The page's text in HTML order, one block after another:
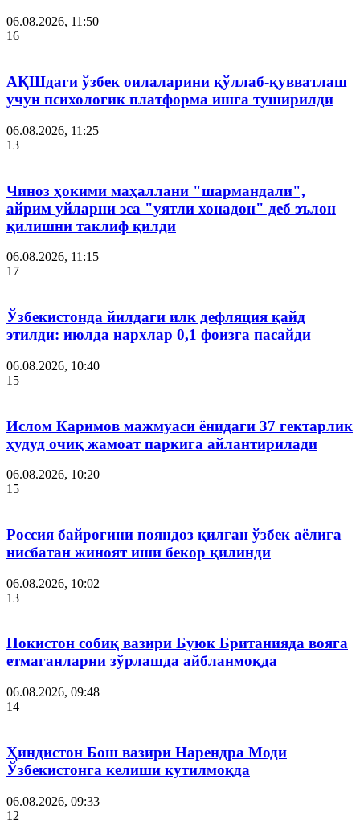
06.08.2026, 11:50
16
АҚШдаги ўзбек оилаларини қўллаб-қувватлаш
учун психологик платформа ишга туширилди
06.08.2026, 11:25
13
Чиноз ҳокими маҳаллани "шармандали",
айрим уйларни эса "уятли хонадон" деб эълон
қилишни таклиф қилди
06.08.2026, 11:15
17
Ўзбекистонда йилдаги илк дефляция қайд
этилди: июлда нархлар 0,1 фоизга пасайди
06.08.2026, 10:40
15
Ислом Каримов мажмуаси ёнидаги 37 гектарлик
ҳудуд очиқ жамоат паркига айлантирилади
06.08.2026, 10:20
15
Россия байроғини пояндоз қилган ўзбек аёлига
нисбатан жиноят иши бекор қилинди
06.08.2026, 10:02
13
Покистон собиқ вазири Буюк Британияда вояга
етмаганларни зўрлашда айбланмоқда
06.08.2026, 09:48
14
Ҳиндистон Бош вазири Нарендра Моди
Ўзбекистонга келиши кутилмоқда
06.08.2026, 09:33
12